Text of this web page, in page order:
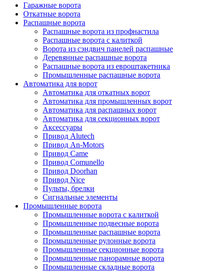
Гаражные ворота
Откатные ворота
Распашные ворота
Распашные ворота из профнастила
Распашные ворота с калиткой
Ворота из сэндвич панелей распашные
Деревянные распашные ворота
Распашные ворота из евроштакетника
Промышленные распашные ворота
Автоматика для ворот
Автоматика для откатных ворот
Автоматика для промышленных ворот
Автоматика для распашных ворот
Автоматика для секционных ворот
Аксессуары
Привод Alutech
Привод An-Motors
Привод Came
Привод Comunello
Привод Doorhan
Привод Nice
Пульты, брелки
Сигнальные элементы
Промышленные ворота
Промышленные ворота с калиткой
Промышленные подвесные ворота
Промышленные распашные ворота
Промышленные рулонные ворота
Промышленные секционные ворота
Промышленные панорамные ворота
Промышленные складные ворота